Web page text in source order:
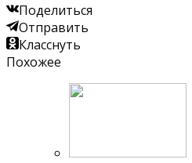
Поделиться
Отправить
Класснуть
Похожее